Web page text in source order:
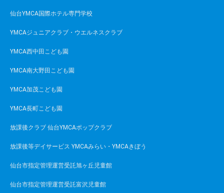
仙台YMCA国際ホテル専門学校
YMCAジュニアクラブ・ウエルネスクラブ
YMCA西中田こども園
YMCA南大野田こども園
YMCA加茂こども園
YMCA長町こども園
放課後クラブ 仙台YMCAポップクラブ
放課後等デイサービス YMCAみらい・YMCAきぼう
仙台市指定管理運営受託旭ヶ丘児童館
仙台市指定管理運営受託富沢児童館